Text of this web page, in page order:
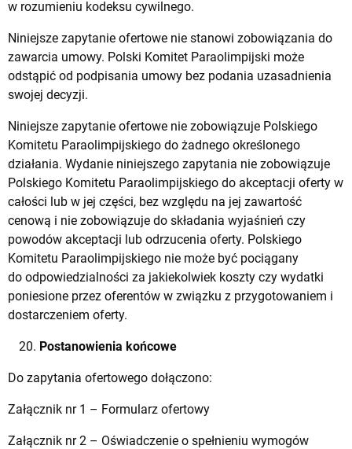
w rozumieniu kodeksu cywilnego.
Niniejsze zapytanie ofertowe nie stanowi zobowiązania do
zawarcia umowy. Polski Komitet Paraolimpijski może
odstąpić od podpisania umowy bez podania uzasadnienia
swojej decyzji.
Niniejsze zapytanie ofertowe nie zobowiązuje Polskiego
Komitetu Paraolimpijskiego do żadnego określonego
działania. Wydanie niniejszego zapytania nie zobowiązuje
Polskiego Komitetu Paraolimpijskiego do akceptacji oferty w
całości lub w jej części, bez względu na jej zawartość
cenową i nie zobowiązuje do składania wyjaśnień czy
powodów akceptacji lub odrzucenia oferty. Polskiego
Komitetu Paraolimpijskiego nie może być pociągany
do odpowiedzialności za jakiekolwiek koszty czy wydatki
poniesione przez oferentów w związku z przygotowaniem i
dostarczeniem oferty.
Postanowienia końcowe
Do zapytania ofertowego dołączono:
Załącznik nr 1 – Formularz ofertowy
Załącznik nr 2 – Oświadczenie o spełnieniu wymogów